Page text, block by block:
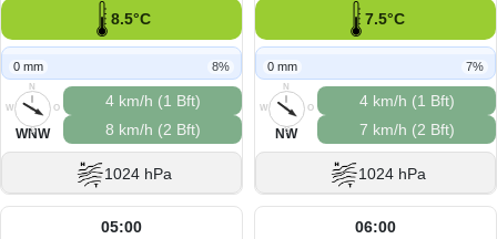
8.5°C
0 mm 8%
N
O
S
W
WNW
4 km/h (1 Bft)
8 km/h (2 Bft)
1024 hPa
7.5°C
0 mm 7%
N
O
S
W
NW
4 km/h (1 Bft)
7 km/h (2 Bft)
1024 hPa
05:00 06:00